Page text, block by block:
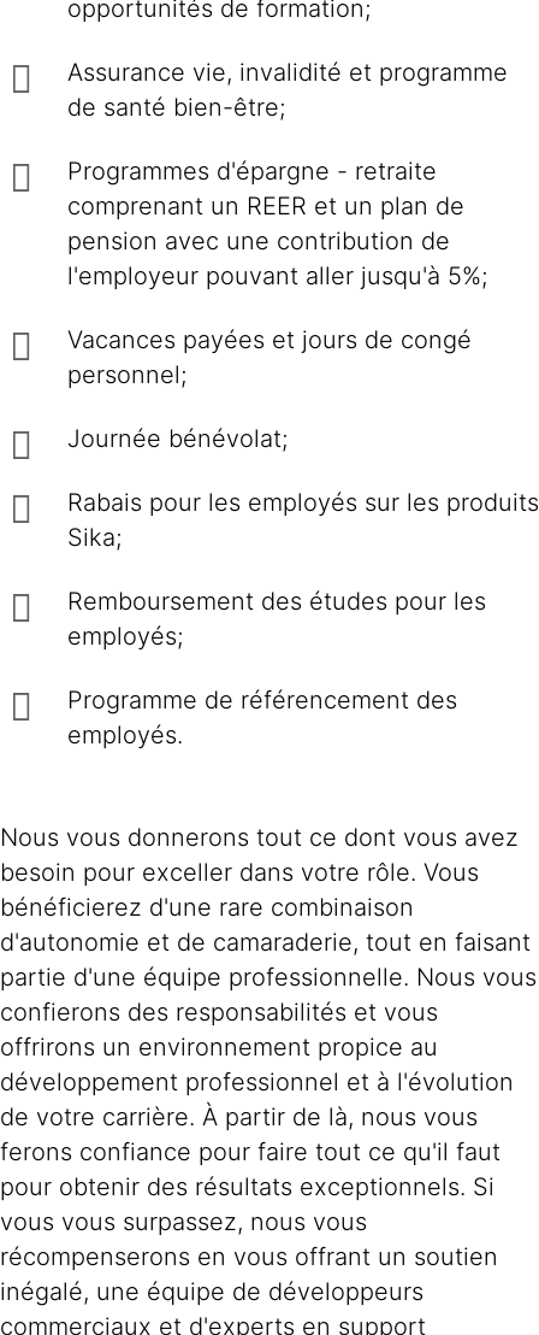
opportunités de formation;
Assurance vie, invalidité et programme
de santé bien-être;
Programmes d'épargne - retraite
comprenant un REER et un plan de
pension avec une contribution de
l'employeur pouvant aller jusqu'à 5%;
Vacances payées et jours de congé
personnel;
Journée bénévolat;
Rabais pour les employés sur les produits
Sika;
Remboursement des études pour les
employés;
Programme de référencement des
employés.
Nous vous donnerons tout ce dont vous avez
besoin pour exceller dans votre rôle. Vous
bénéficierez d'une rare combinaison
d'autonomie et de camaraderie, tout en faisant
partie d'une équipe professionnelle. Nous vous
confierons des responsabilités et vous
offrirons un environnement propice au
développement professionnel et à l'évolution
de votre carrière. À partir de là, nous vous
ferons confiance pour faire tout ce qu'il faut
pour obtenir des résultats exceptionnels. Si
vous vous surpassez, nous vous
récompenserons en vous offrant un soutien
inégalé, une équipe de développeurs
commerciaux et d'experts en support